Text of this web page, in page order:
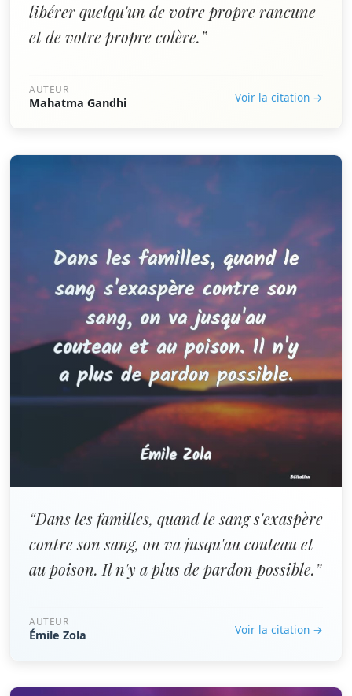
libérer quelqu'un de votre propre rancune
et de votre propre colère.”
AUTEUR
Mahatma Gandhi Voir la citation →
“Dans les familles, quand le sang s'exaspère
contre son sang, on va jusqu'au couteau et
au poison. Il n'y a plus de pardon possible.”
AUTEUR
Émile Zola Voir la citation →